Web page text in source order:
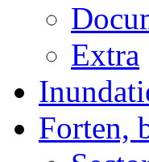
Extra
Forten,